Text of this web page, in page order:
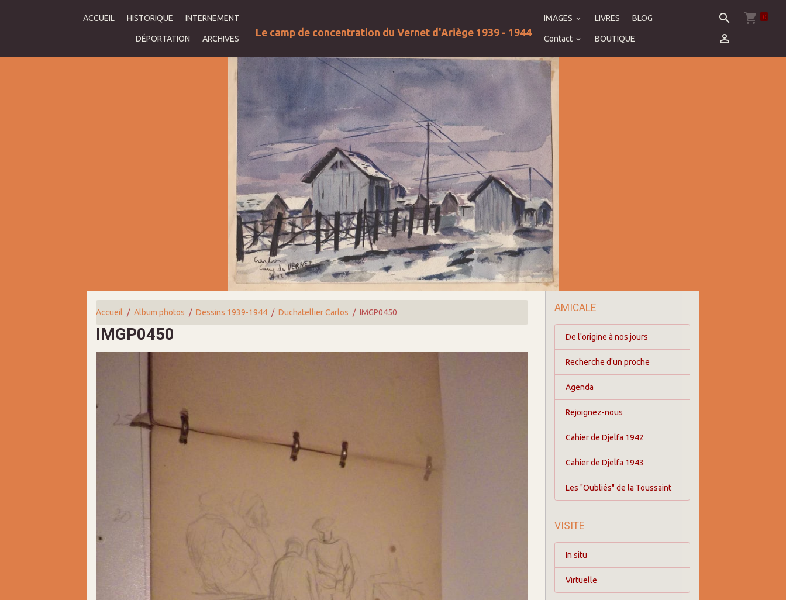
ACCUEIL HISTORIQUE INTERNEMENT
DÉPORTATION ARCHIVES
Le camp de concentration du Vernet d'Ariège 1939 - 1944
IMAGES LIVRES BLOG
Contact BOUTIQUE
0
Accueil Album photos Dessins 1939-1944 Duchatellier Carlos IMGP0450
IMGP0450
AMICALE
De l'origine à nos jours
Recherche d'un proche
Agenda
Rejoignez-nous
Cahier de Djelfa 1942
Cahier de Djelfa 1943
Les "Oubliés" de la Toussaint
VISITE
In situ
Virtuelle